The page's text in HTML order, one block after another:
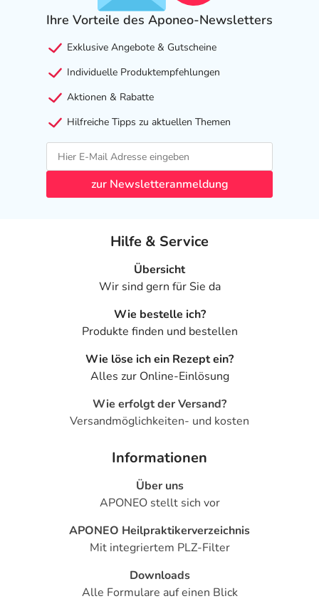
Ihre Vorteile des Aponeo-Newsletters
Exklusive Angebote & Gutscheine
Individuelle Produktempfehlungen
Aktionen & Rabatte
Hilfreiche Tipps zu aktuellen Themen
zur Newsletteranmeldung
Hilfe & Service
Übersicht
Wir sind gern für Sie da
Wie bestelle ich?
Produkte finden und bestellen
Wie löse ich ein Rezept ein?
Alles zur Online-Einlösung
Wie erfolgt der Versand?
Versandmöglichkeiten- und kosten
Informationen
Über uns
APONEO stellt sich vor
APONEO Heilpraktikerverzeichnis
Mit integriertem PLZ-Filter
Downloads
Alle Formulare auf einen Blick